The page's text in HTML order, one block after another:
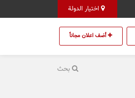
أضف اعلان مجاناً
بحث